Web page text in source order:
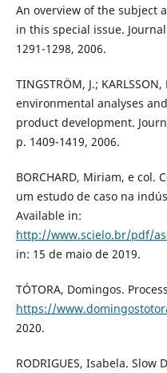
An overview of the subject
in this special issue.
1291-1298, 2006.
TINGSTRÖM, J.;
environmental analyses
product development.
p. 1409-1419, 2006.
BORCHARD, Miriam, e col.
um estudo de caso na
Available in:
http://www.scielo.br/pdf/
in: 15 de maio de 2019.
TÓTORA, Domingos.
https://
2020.
RODRIGUES, Isabela.